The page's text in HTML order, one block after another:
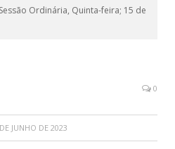
Ordinária, Quinta-feira; 15 de
0
JUNHO DE 2023